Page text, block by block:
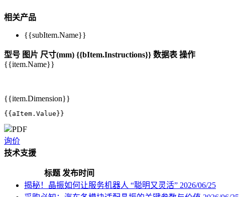
相关产品
{{subItem.Name}}
型号 图片 尺寸(mm) {{bItem.Instructions}} 数据表 操作
{{item.Name}}
{{item.Dimension}}
{{aItem.Value}}
PDF
询价
技术支援
标题 发布时间
揭秘！晶振如何让服务机器人 “聪明又灵活” 2026/06/25